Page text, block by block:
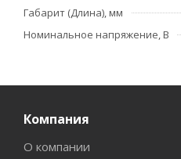
Габарит (Длина), мм
Номинальное напряжение, В
Компания
О компании